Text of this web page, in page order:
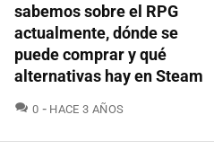
sabemos sobre el RPG
actualmente, dónde se
puede comprar y qué
alternativas hay en Steam
0 COMENTARIOS
HACE 3 AÑOS